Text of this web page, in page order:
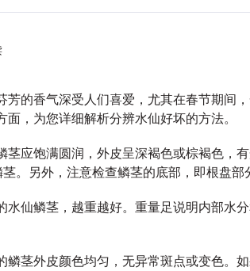
芳的香气深受人们喜爱，尤其在春节期间
，为您详细解析分辨水仙好坏的方法。
茎应饱满圆润，外皮呈深褐色或棕褐色，
。另外，注意检查鳞茎的底部，即根盘
水仙鳞茎，越重越好。重量足说明内部水
鳞茎外皮颜色均匀，无异常斑点或变色。